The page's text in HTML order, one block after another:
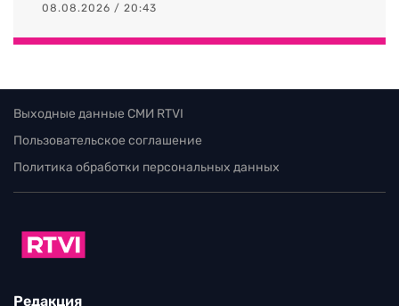
08.08.2026 / 20:43
Выходные данные СМИ RTVI
Пользовательское соглашение
Политика обработки персональных данных
Редакция